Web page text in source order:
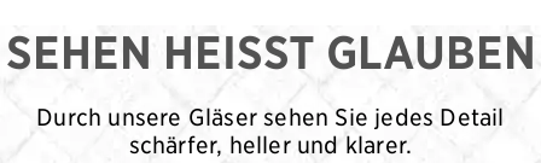
SEHEN HEISST GLAUBEN
Durch unsere Gläser sehen Sie jedes Detail
schärfer, heller und klarer.